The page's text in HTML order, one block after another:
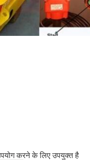
करने के लिए उपयुक्त है